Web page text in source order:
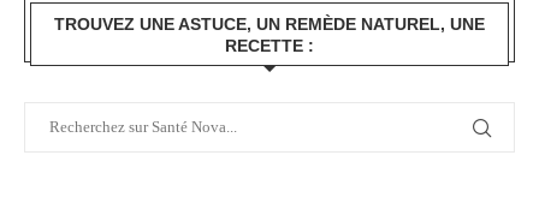
TROUVEZ UNE ASTUCE, UN REMÈDE NATUREL, UNE
RECETTE :